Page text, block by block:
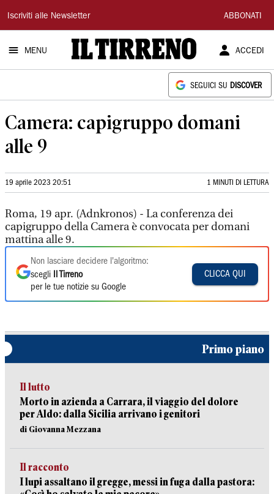
Il
Tirreno
Iscriviti alle Newsletter ABBONATI
MENU ACCEDI
SEGUICI SU DISCOVER
Camera: capigruppo domani
alle 9
19 aprile 2023 20:51 1 MINUTI DI LETTURA
Roma, 19 apr. (Adnkronos) - La conferenza dei
capigruppo della Camera è convocata per domani
mattina alle 9.
Non lasciare decidere l'algoritmo:
scegli
Il Tirreno
per le tue notizie su Google
CLICCA QUI
Primo piano
Il lutto
Morto in azienda a Carrara, il viaggio del dolore
per Aldo: dalla Sicilia arrivano i genitori
di Giovanna Mezzana
Il racconto
I lupi assaltano il gregge, messi in fuga dalla pastora: